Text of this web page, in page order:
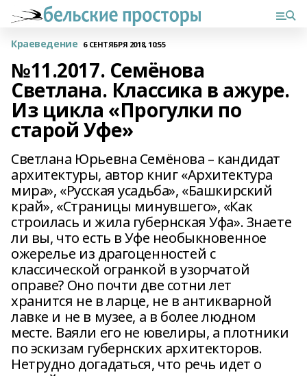
Краеведение 6 СЕНТЯБРЯ 2018, 10:55
№11.2017. Семёнова
Светлана. Классика в ажуре.
Из цикла «Прогулки по
старой Уфе»
Светлана Юрьевна Семёнова – кандидат
архитектуры, автор книг «Архитектура
мира», «Русская усадьба», «Башкирский
край», «Страницы минувшего», «Как
строилась и жила губернская Уфа». Знаете
ли вы, что есть в Уфе необыкновенное
ожерелье из драгоценностей с
классической огранкой в узорчатой
оправе? Оно почти две сотни лет
хранится не в ларце, не в антикварной
лавке и не в музее, а в более людном
месте. Ваяли его не ювелиры, а плотники
по эскизам губернских архитекторов.
Нетрудно догадаться, что речь идет о